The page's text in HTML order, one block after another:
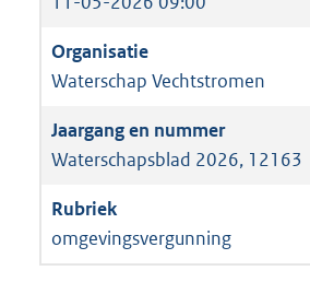
Waterschap Vechtstromen
Waterschapsblad 2026, 12163
omgevingsvergunning